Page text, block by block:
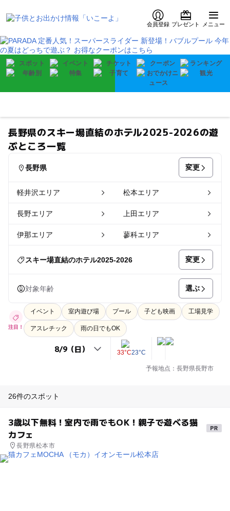
会員登録 プレゼント メニュー
長野県のスキー場直結のホテル2025-2026の遊
ぶところ一覧
長野県 変更
軽井沢エリア 松本エリア
長野エリア 上田エリア
伊那エリア 蓼科エリア
スキー場直結のホテル2025-2026 変更
対象年齢 選ぶ
注目！
イベント 室内遊び場 プール 子ども映画 工場見学
アスレチック 雨の日でもOK
33°C23°C
予報地点：長野県長野市
26件のスポット
3歳以下無料！室内で雨でもOK！親子で遊べる猫
カフェ
長野県松本市